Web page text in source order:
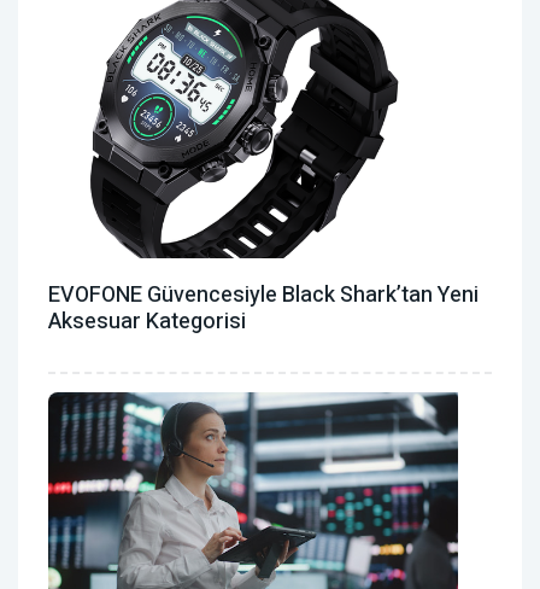
EVOFONE Güvencesiyle Black Shark’tan Yeni
Aksesuar Kategorisi